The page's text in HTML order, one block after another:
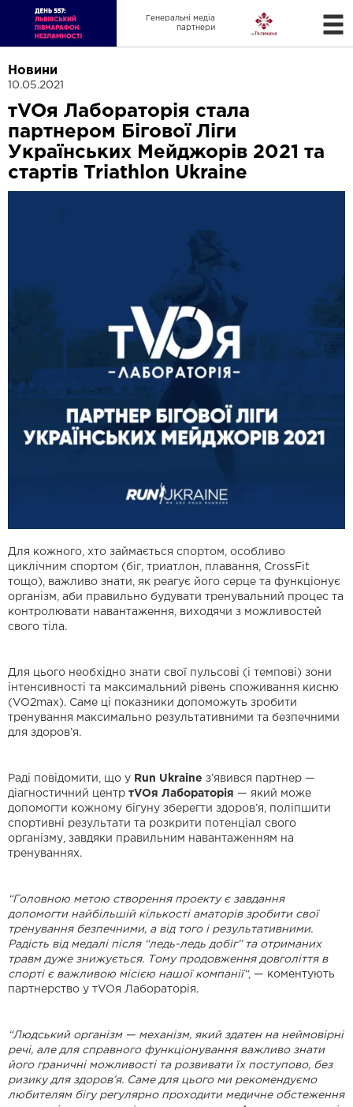
Генеральні медіа
партнери
Новини
10.05.2021
тVOя Лабораторія стала
партнером Бігової Ліги
Українських Мейджорів 2021 та
стартів Triathlon Ukraine
Для кожного, хто займається спортом, особливо
циклічним спортом (біг, триатлон, плавання, CrossFit
тощо), важливо знати, як реагує його серце та функціонує
організм, аби правильно будувати тренувальний процес та
контролювати навантаження, виходячи з можливостей
свого тіла.
Для цього необхідно знати свої пульсові (і темпові) зони
інтенсивності та максимальний рівень споживання кисню
(VO2max). Саме ці показники допоможуть зробити
тренування максимально результативними та безпечними
для здоров’я.
Раді повідомити, що у Run Ukraine з’явився партнер —
діагностичний центр тVOя Лабораторія — який може
допомогти кожному бігуну зберегти здоров’я, поліпшити
спортивні результати та розкрити потенціал свого
організму, завдяки правильним навантаженням на
тренуваннях.
“Головною метою створення проекту є завдання
допомогти найбільшій кількості аматорів зробити свої
тренування безпечними, а від того і результативними.
Радість від медалі після “ледь-ледь добіг” та отриманих
травм дуже знижується. Тому продовження довголіття в
спорті є важливою місією нашої компанії“, — коментують
партнерство у тVOя Лабораторія.
“Людський організм — механізм, який здатен на неймовірні
речі, але для справного функціонування важливо знати
його граничні можливості та розвивати їх поступово, без
ризику для здоров’я. Саме для цього ми рекомендуємо
любителям бігу регулярно проходити медичне обстеження